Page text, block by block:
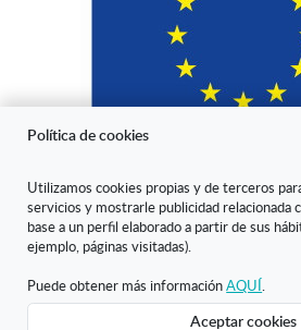
"ARANDA ARTE-VÉRTICE SL ha sido
de Desarrollo Regional cuyo objetivo es
Digital Internacional con el objetivo de
online en mercados exteriores durante el
Política de cookies
Utilizamos cookies propias y de terceros
servicios y mostrarle publicidad relacionada
base a un perfil elaborado a partir de sus
ejemplo, páginas visitadas).
Puede obtener más informaciónAQUÍ
Aceptar cookies